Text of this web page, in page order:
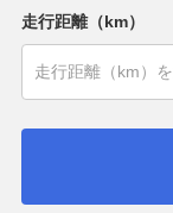
走行距離（km）